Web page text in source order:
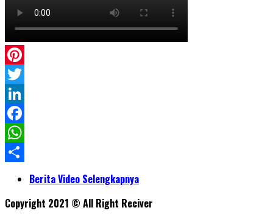
Pinterest
Twitter
LinkedIn
Facebook
WhatsApp
ShareBerita Video Selengkapnya
Copyright 2021 © All Right Reciver